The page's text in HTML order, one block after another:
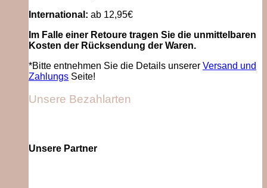
International: ab 12,95€
Im Falle einer Retoure tragen Sie die unmittelbaren
Kosten der Rücksendung der Waren.
*Bitte entnehmen Sie die Details unserer Versand und
Zahlungs Seite!
Unsere Bezahlarten
Unsere Partner